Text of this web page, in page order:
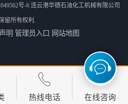
武汉伴热鹤管
号-6 连云港华德石油化工机械有限公司
留所有权利.
明 管理员入口 网站地图
热线电话 在线咨询